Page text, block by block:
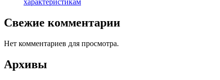
характеристикам
Свежие комментарии
Нет комментариев для просмотра.
Архивы